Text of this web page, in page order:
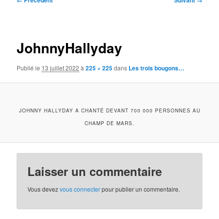
JohnnyHallyday
Publié le 13 juillet 2022 à225 × 225dans Les trois bougons…
JOHNNY HALLYDAY A CHANTÉ DEVANT 700 000 PERSONNES AU
CHAMP DE MARS.
Laisser un commentaire
Vous devezvous connecterpour publier un commentaire.